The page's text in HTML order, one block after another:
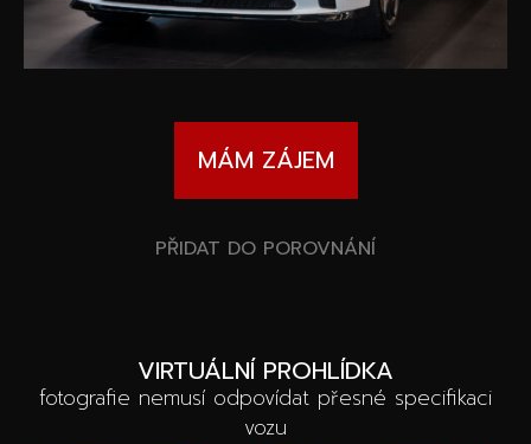
MÁM ZÁJEM
PŘIDAT DO POROVNÁNÍ
VIRTUÁLNÍ PROHLÍDKA
fotografie nemusí odpovídat přesné specifikaci
vozu